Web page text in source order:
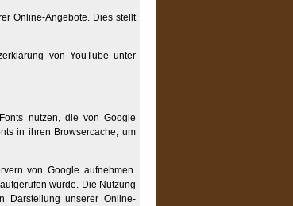
Online-Angebote. Dies stellt
von YouTube unter
nutzen, die von Google
in ihren Browsercache, um
von Google aufnehmen.
wurde. Die Nutzung
Darstellung unserer Online-